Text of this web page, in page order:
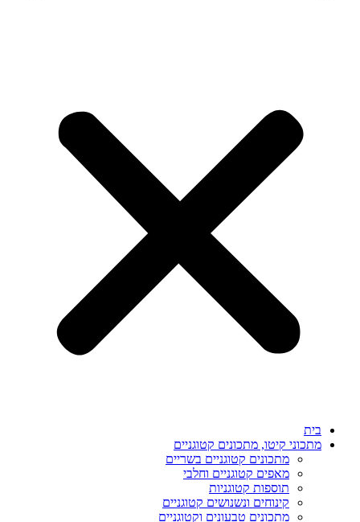
בית
מתכוני קיטו, מתכונים קטוגניים
מתכונים קטוגניים בשריים
מאפים קטוגניים וחלבי
תוספות קטוגניות
קינוחים ונשנושים קטוגניים
מתכונים טבעונים וקטוגניים